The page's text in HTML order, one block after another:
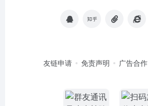
友链申请 免责声明 广告合作